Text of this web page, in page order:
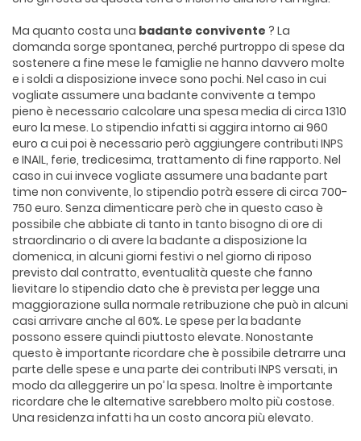
Ma quanto costa una badante convivente ? La
domanda sorge spontanea, perché purtroppo di spese da
sostenere a fine mese le famiglie ne hanno davvero molte
e i soldi a disposizione invece sono pochi. Nel caso in cui
vogliate assumere una badante convivente a tempo
pieno è necessario calcolare una spesa media di circa 1310
euro la mese. Lo stipendio infatti si aggira intorno ai 960
euro a cui poi è necessario però aggiungere contributi INPS
e INAIL, ferie, tredicesima, trattamento di fine rapporto. Nel
caso in cui invece vogliate assumere una badante part
time non convivente, lo stipendio potrà essere di circa 700-
750 euro. Senza dimenticare però che in questo caso è
possibile che abbiate di tanto in tanto bisogno di ore di
straordinario o di avere la badante a disposizione la
domenica, in alcuni giorni festivi o nel giorno di riposo
previsto dal contratto, eventualità queste che fanno
lievitare lo stipendio dato che è prevista per legge una
maggiorazione sulla normale retribuzione che può in alcuni
casi arrivare anche al 60%. Le spese per la badante
possono essere quindi piuttosto elevate. Nonostante
questo è importante ricordare che è possibile detrarre una
parte delle spese e una parte dei contributi INPS versati, in
modo da alleggerire un po’ la spesa. Inoltre è importante
ricordare che le alternative sarebbero molto più costose.
Una residenza infatti ha un costo ancora più elevato.